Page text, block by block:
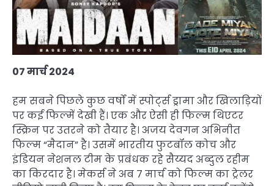
07 मार्च 2024
हम सबने पिछले कुछ वर्षों में स्पोर्ट्स ड्रामा और खिलाड़ियों
पर कई फिल्में देखी हैं। एक और ऐसी ही फिल्म थिएटर
स्क्रिन पर उतरने को तैयार है। अजय देवगन अभिनीत
फिल्म “मैदान” है। उसमें भारतीय फुटबॉल कोच और
इंडियन नेशनल टीम के प्रबंधक रहे सैय्यद अब्दुल रहीम
का किरदार है। मेकर्स ने अब 7 मार्च को फिल्म का ट्रेलर